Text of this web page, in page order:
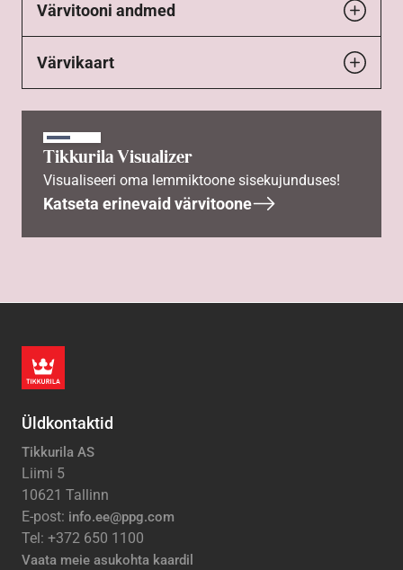
Värvitooni andmed
Värvikaart
Tikkurila Visualizer
Visualiseeri oma lemmiktoone sisekujunduses!
Katseta erinevaid värvitoone
Üldkontaktid
Tikkurila AS
Liimi 5
10621 Tallinn
E-post: info.ee@ppg.com
Tel: +372 650 1100
Vaata meie asukohta kaardil